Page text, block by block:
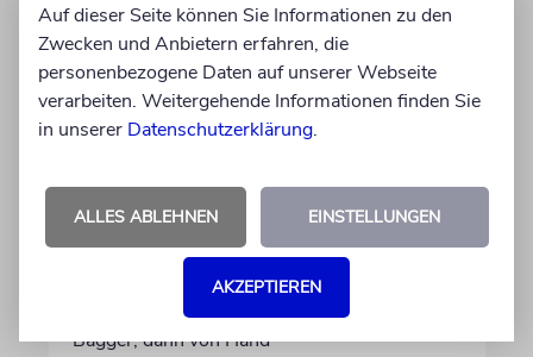
Schicht um Schicht
Dort, wo eben noch Parkplätze waren, wird
seit wenigen Tagen nach einem Stück
jüdischer Geschichte gegraben. Erst mit dem
Bagger, dann von Hand
Auf dieser Seite können Sie Informationen zu den
Zwecken und Anbietern erfahren, die
personenbezogene Daten auf unserer Webseite
verarbeiten. Weitergehende Informationen finden Sie
in unserer Datenschutzerklärung.
ALLES ABLEHNEN EINSTELLUNGEN
AKZEPTIEREN